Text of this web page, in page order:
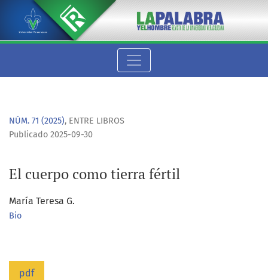
El cuerpo como tierra fértil
NÚM. 71 (2025), ENTRE LIBROS
El cuerpo como tierra fértil
Publicado 2025-09-30
María Teresa G.
Bio
pdf